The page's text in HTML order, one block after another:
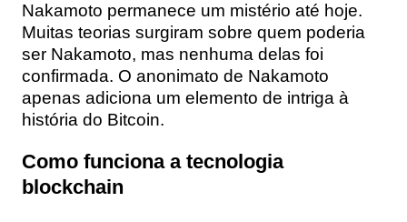
Nakamoto permanece um mistério até hoje.
Muitas teorias surgiram sobre quem poderia
ser Nakamoto, mas nenhuma delas foi
confirmada. O anonimato de Nakamoto
apenas adiciona um elemento de intriga à
história do Bitcoin.
Como funciona a tecnologia
blockchain